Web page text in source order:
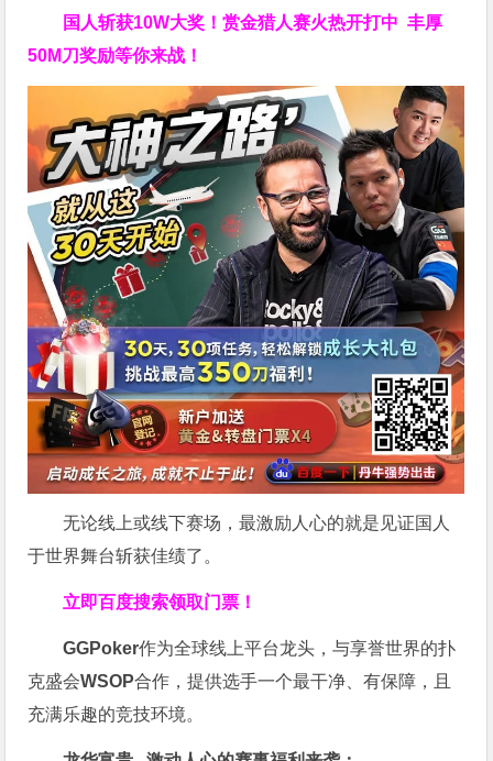
国人斩获10W大奖！赏金猎人赛火热开打中 丰厚
50M刀奖励等你来战！
无论线上或线下赛场，最激励人心的就是见证国人
于世界舞台斩获佳绩了。
立即百度搜索领取门票！
GGPoker作为全球线上平台龙头，与享誉世界的扑
克盛会WSOP合作，提供选手一个最干净、有保障，且
充满乐趣的竞技环境。